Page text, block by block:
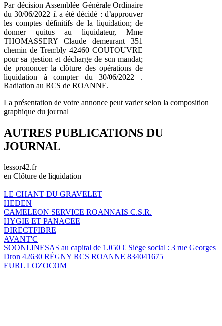
Par décision Assemblée Générale Ordinaire
du 30/06/2022 il a été décidé : d’approuver
les comptes définitifs de la liquidation; de
donner quitus au liquidateur, Mme
THOMASSERY Claude demeurant 351
chemin de Trembly 42460 COUTOUVRE
pour sa gestion et décharge de son mandat;
de prononcer la clôture des opérations de
liquidation à compter du 30/06/2022 .
Radiation au RCS de ROANNE.
La présentation de votre annonce peut varier selon la composition
graphique du journal
AUTRES PUBLICATIONS DU
JOURNAL
lessor42.fr
en Clôture de liquidation
LE CHANT DU GRAVELET
HEDEN
CAMELEON SERVICE ROANNAIS C.S.R.
HYGIE ET PANACEE
DIRECTFIBRE
AVANT'C
SOONLINESAS au capital de 1.050 € Siège social : 3 rue Georges
Dron 42630 RÉGNY RCS ROANNE 834041675
EURL LOZOCOM